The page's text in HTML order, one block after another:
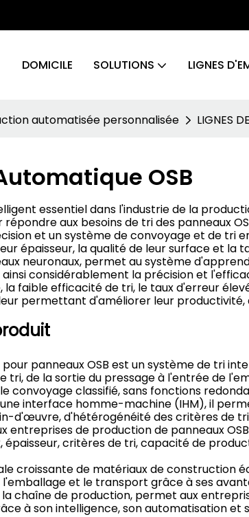
DOMICILE SOLUTIONS LIGNES
automatisée personnalisée LIGNES
OSB
essentiel dans l'industrie de la
aux besoins de tri des panneaux
et un système de convoyage et de tri
épaisseur, la qualité de leur surface et
neuronaux, permet au système
ainsi considérablement la précision et
faible efficacité de tri, le taux d'erreur
permettant d'améliorer leur
panneaux OSB est un système de tri
tri, de la sortie du pressage à l'entrée de
convoyage classifié, sans fonctions
interface homme-machine (IHM), il
d'œuvre, d'hétérogénéité des critères de
entreprises de production de panneaux
épaisseur, critères de tri, capacité de
croissante de matériaux de construction
et le transport grâce à ses
la chaîne de production, permet aux
à son intelligence, son automatisation et